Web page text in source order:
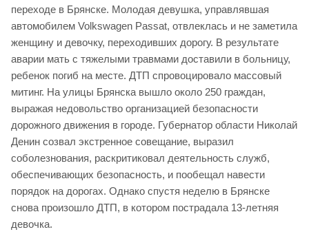
переходе в Брянске. Молодая девушка, управлявшая
автомобилем Volkswagen Passat, отвлеклась и не заметила
женщину и девочку, переходивших дорогу. В результате
аварии мать с тяжелыми травмами доставили в больницу,
ребенок погиб на месте. ДТП спровоцировало массовый
митинг. На улицы Брянска вышло около 250 граждан,
выражая недовольство организацией безопасности
дорожного движения в городе. Губернатор области Николай
Денин созвал экстренное совещание, выразил
соболезнования, раскритиковал деятельность служб,
обеспечивающих безопасность, и пообещал навести
порядок на дорогах. Однако спустя неделю в Брянске
снова произошло ДТП, в котором пострадала 13-летняя
девочка.